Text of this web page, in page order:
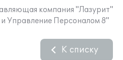
компания "Лазурит"
Управление Персоналом 8"
К списку